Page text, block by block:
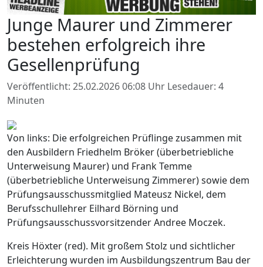
Junge Maurer und Zimmerer
bestehen erfolgreich ihre
Gesellenprüfung
Veröffentlicht: 25.02.2026 06:08 Uhr Lesedauer: 4
Minuten
Von links: Die erfolgreichen Prüflinge zusammen mit
den Ausbildern Friedhelm Bröker (überbetriebliche
Unterweisung Maurer) und Frank Temme
(überbetriebliche Unterweisung Zimmerer) sowie dem
Prüfungsausschussmitglied Mateusz Nickel, dem
Berufsschullehrer Eilhard Börning und
Prüfungsausschussvorsitzender Andree Moczek.
Kreis Höxter (red). Mit großem Stolz und sichtlicher
Erleichterung wurden im Ausbildungszentrum Bau der